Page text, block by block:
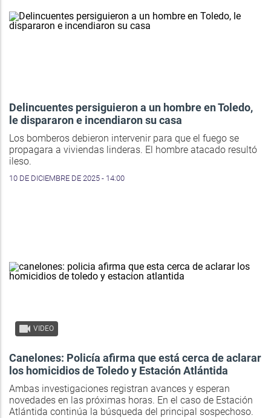
Delincuentes persiguieron a un hombre en Toledo,
le dispararon e incendiaron su casa
Los bomberos debieron intervenir para que el fuego se
propagara a viviendas linderas. El hombre atacado resultó
ileso.
10 DE DICIEMBRE DE 2025 - 14:00
VIDEO
Canelones: Policía afirma que está cerca de aclarar
los homicidios de Toledo y Estación Atlántida
Ambas investigaciones registran avances y esperan
novedades en las próximas horas. En el caso de Estación
Atlántida continúa la búsqueda del principal sospechoso.